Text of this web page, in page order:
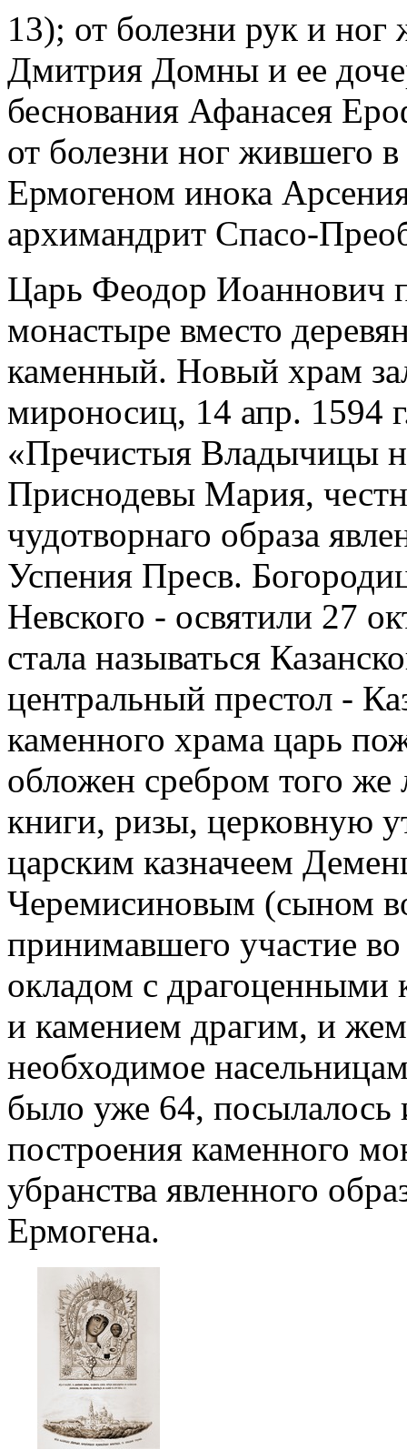
13); от болезни рук и ног
Дмитрия Домны и ее
беснования Афанасея
от болезни ног жившего
Ермогеном инока
архимандрит Спасо-
Царь Феодор Иоаннович
монастыре вместо
каменный. Новый храм
мироносиц, 14 апр. 1594
«Пречистыя Владычицы
Приснодевы Мария,
чудотворнаго образа
Успения Пресв.
Невского - освятили 27
стала называться
центральный престол -
каменного храма царь
обложен сребром того
книги, ризы, церковную
царским казначеем
Черемисиновым (сыном
принимавшего участие
окладом с
и камением драгим, и
необходимое
было уже 64, посылалось
построения каменного
убранства явленного
Ермогена.